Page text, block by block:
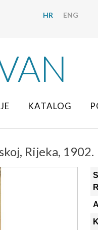
HR ENG
KATALOG
Rijeka, 1902.